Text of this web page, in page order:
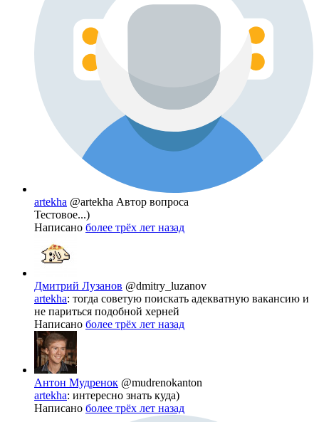
artekha @artekha Автор вопроса
Тестовое...)
Написано более трёх лет назад
Дмитрий Лузанов @dmitry_luzanov
artekha: тогда советую поискать адекватную вакансию и
не париться подобной херней
Написано более трёх лет назад
Антон Мудренок @mudrenokanton
artekha: интересно знать куда)
Написано более трёх лет назад